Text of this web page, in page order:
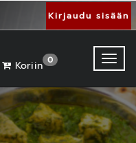
Kirjaudu sisään
Koriin0